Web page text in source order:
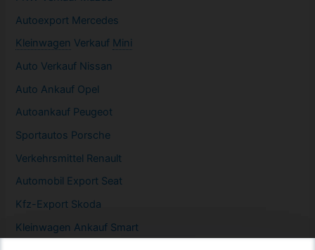
Autoexport Mercedes
Kleinwagen Verkauf Mini
Auto Verkauf Nissan
Auto Ankauf Opel
Autoankauf Peugeot
Sportautos Porsche
Verkehrsmittel Renault
Automobil
Export Seat
Kfz-Export Skoda
Kleinwagen Ankauf Smart